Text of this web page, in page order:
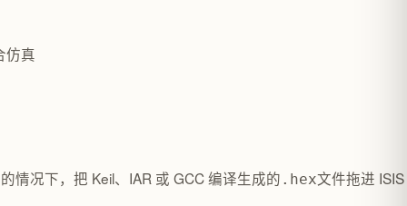
仿真
情况下，把 Keil、IAR 或 GCC 编译生成的 .hex文件拖进